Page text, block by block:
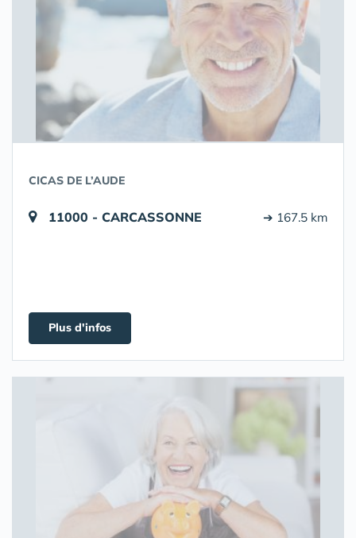
CICAS DE L’AUDE
11000 - CARCASSONNE ➔ 167.5 km
Plus d'infos